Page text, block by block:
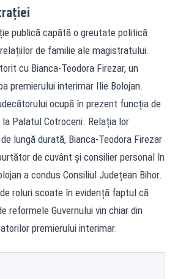
publică capătă o greutate politică
de familie ale magistratului.
cu Bianca-Teodora Firezar, un
premierului interimar Ilie Bolojan.
ocupă în prezent funcția de
Palatul Cotroceni. Relația lor
lungă durată, Bianca-Teodora Firezar
de cuvânt și consilier personal în
a condus Consiliul Județean Bihor.
roluri scoate în evidență faptul că
reformele Guvernului vin chiar din
premierului interimar.